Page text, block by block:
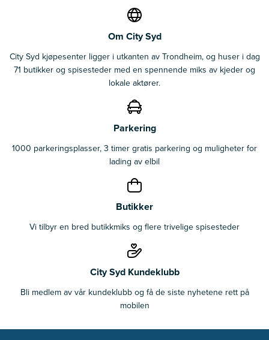
Om City Syd
City Syd kjøpesenter ligger i utkanten av Trondheim, og huser i dag
71 butikker og spisesteder med en spennende miks av kjeder og
lokale aktører.
Parkering
1000 parkeringsplasser, 3 timer gratis parkering og muligheter for
lading av elbil
Butikker
Vi tilbyr en bred butikkmiks og flere trivelige spisesteder
City Syd Kundeklubb
Bli medlem av vår kundeklubb og få de siste nyhetene rett på
mobilen